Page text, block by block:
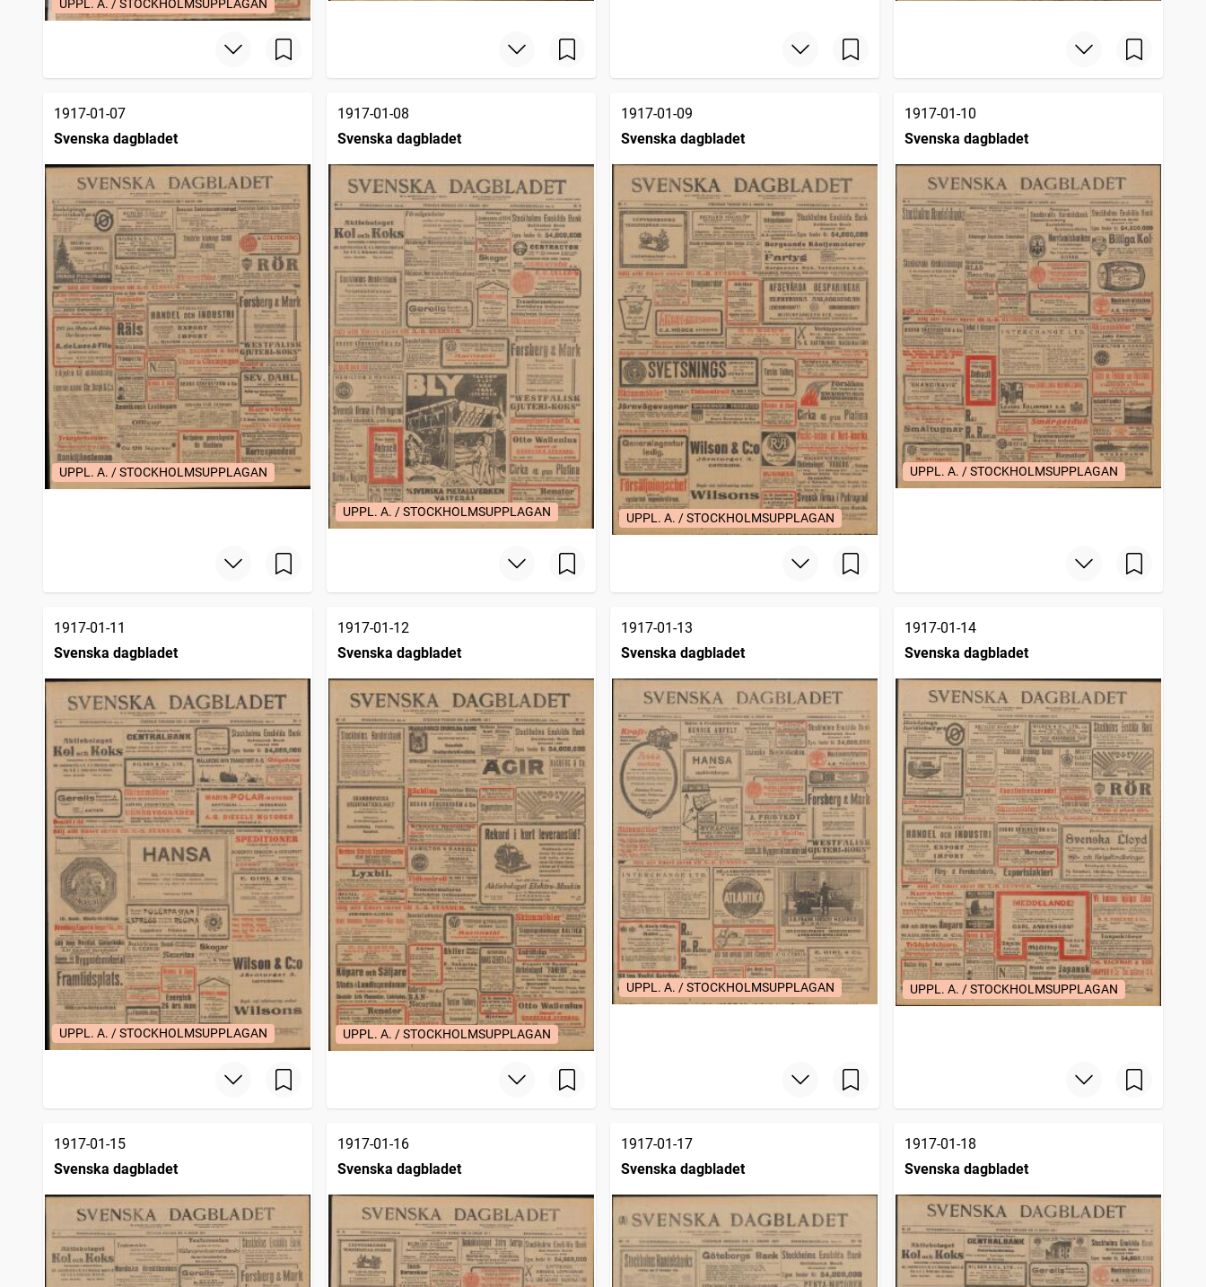
UPPL. A. / STOCKHOLMSUPPLAGAN
1917-01-07
Svenska dagbladet
UPPL. A. / STOCKHOLMSUPPLAGAN
1917-01-08
Svenska dagbladet
UPPL. A. / STOCKHOLMSUPPLAGAN
1917-01-09
Svenska dagbladet
UPPL. A. / STOCKHOLMSUPPLAGAN
1917-01-10
Svenska dagbladet
UPPL. A. / STOCKHOLMSUPPLAGAN
1917-01-11
Svenska dagbladet
UPPL. A. / STOCKHOLMSUPPLAGAN
1917-01-12
Svenska dagbladet
UPPL. A. / STOCKHOLMSUPPLAGAN
1917-01-13
Svenska dagbladet
UPPL. A. / STOCKHOLMSUPPLAGAN
1917-01-14
Svenska dagbladet
UPPL. A. / STOCKHOLMSUPPLAGAN
1917-01-15
Svenska dagbladet
1917-01-16
Svenska dagbladet
1917-01-17
Svenska dagbladet
1917-01-18
Svenska dagbladet